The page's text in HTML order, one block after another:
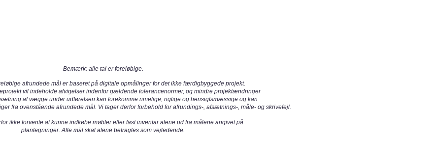
Bemærk: alle tal er foreløbige.
afrundede mål er baseret på digitale opmålinger for det ikke færdigbyggede projekt.
vil indeholde afvigelser indenfor gældende tolerancenormer, og mindre projektændringer
af vægge under udførelsen kan forekomme rimelige, rigtige og hensigtsmæssige og kan
fra ovenstående afrundede mål. Vi tager derfor forbehold for afrundings-, afsætnings-, måle- og skrivefejl.
ikke forvente at kunne indkøbe møbler eller fast inventar alene ud fra målene angivet på
plantegninger. Alle mål skal alene betragtes som vejledende.